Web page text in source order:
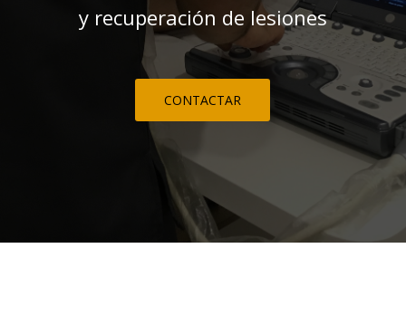
y recuperación de lesiones
CONTACTAR